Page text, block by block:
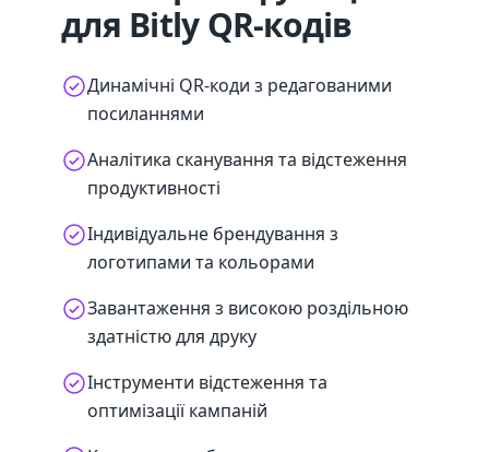
для Bitly QR-кодів
Динамічні QR-коди з редагованими
посиланнями
Аналітика сканування та відстеження
продуктивності
Індивідуальне брендування з
логотипами та кольорами
Завантаження з високою роздільною
здатністю для друку
Інструменти відстеження та
оптимізації кампаній